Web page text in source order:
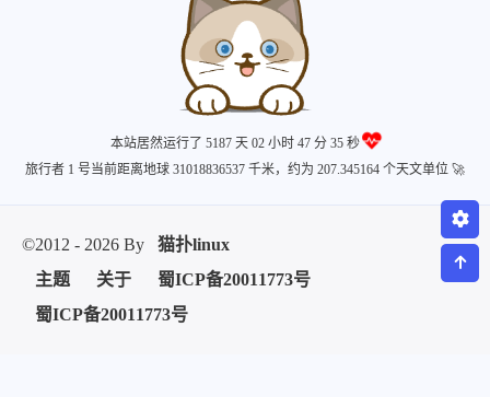
本站居然运行了 5187 天02 小时 47 分 35 秒
旅行者 1 号当前距离地球 31018836537 千米，约为 207.345164 个天文单位 🚀
©2012 - 2026 By
猫扑linux
主题
关于
蜀ICP备20011773号
蜀ICP备20011773号